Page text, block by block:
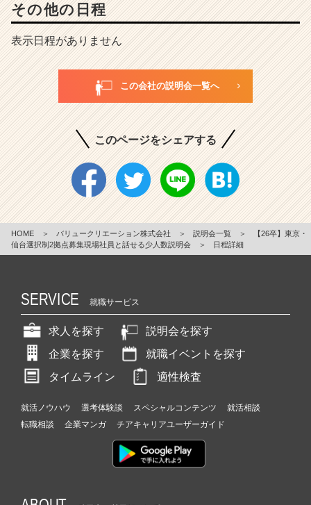
その他の日程
表示日程がありません
この会社の説明会一覧へ
このページをシェアする
HOME ＞ バリュークリエーション株式会社 ＞ 説明会一覧 ＞
【26卒】東京・
仙台選択制2拠点募集現場社員と話せる少人数説明会
＞ 日程詳細
SERVICE 就職サービス
求人を探す
説明会を探す
企業を探す
就職イベントを探す
タイムライン
適性検査
就活ノウハウ 選考体験談 スペシャルコンテンツ
就活相談
転職相談
企業マンガ チアキャリアユーザーガイド